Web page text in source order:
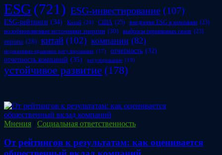
ESG (721) ESG-инвестирование (107)
ESG-рейтинги (34) Китай (20) США (25) внедрение ESG в компании (23)
возобновляемые источники энергии (30) выбросы парниковых газов (23)
европа (28) китай (102) компании (82)
нормативно-правовое регулирование (17) отчетность (32)
отчетность компаний (35) регулирование (19)
устойчивое развитие (178)
Мнения / Социальная ответственность
От рейтингов к результатам: как оценивается